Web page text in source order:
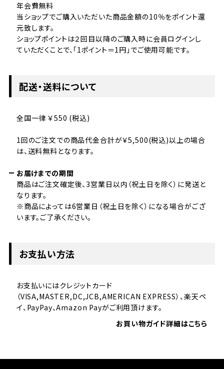
年会費無料
当ショップでご購入いただいた商品金額の10％をポイント還
元致します。
ショップポイントは２回目以降のご購入時に会員ログインし
ていただくことで、「1ポイント＝1円」でご使用可能です。
配送・送料について
全国一律 ￥550 (税込)
1回のご注文での商品代金合計が￥5,500(税込)以上の場合
は、送料無料となります。
お届けまでの期間
商品はご注文確定後、3営業日以内（祝土日を除く）に発送と
なります。
※商品によっては6営業日（祝土日を除く）になる場合がござ
います。ご了承ください。
お支払い方法
お支払いにはクレジットカード
（VISA,MASTER,DC,JCB,AMERICAN EXPRESS）、楽天ペ
イ、PayPay、Amazon Payがご利用頂けます。
お買い物ガイド詳細はこちら